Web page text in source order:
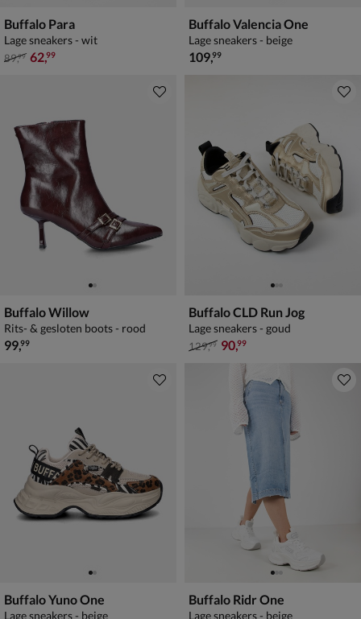
Buffalo Para
Lage sneakers - wit
van € 89,99 voor € 62,99
89,99 62,99
Buffalo Valencia One
Lage sneakers - beige
€ 109,99
109,99
Buffalo Willow
Rits- & gesloten boots - rood
€ 99,99
99,99
Buffalo CLD Run Jog
Lage sneakers - goud
van € 129,99 voor € 90,99
129,99 90,99
Buffalo Yuno One
Lage sneakers - beige
Buffalo Ridr One
Lage sneakers - beige